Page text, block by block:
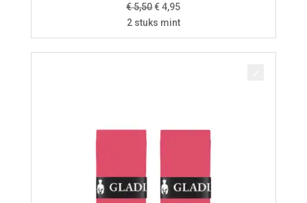
€5,50Oorspronkelijke
prijs
was:
€ 5,50.
€4,95Huidige
prijs
is:
€ 4,95.
2 stuks mint